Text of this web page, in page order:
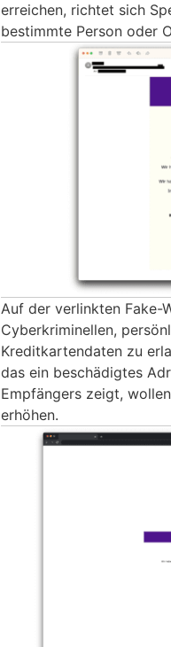
erreichen, richtet sich
bestimmte Person oder
Auf der verlinkten Fake-
Cyberkriminellen,
Kreditkartendaten zu
das ein beschädigtes
Empfängers zeigt,
erhöhen.